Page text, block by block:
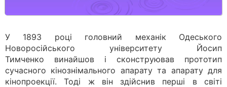
У 1893 році головний механік Одеського
Новоросійського університету Йосип
Тимченко винайшов і сконструював прототип
сучасного кінознімального апарату та апарату для
кінопроекції. Тоді ж він здійснив перші в світі